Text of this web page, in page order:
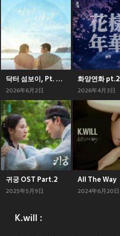
닥터 섬보이, Pt. 1 (Original Soundtrack)
2026年6月2日
화양연화 pt.2
2026年4月3日
귀궁 OST Part.2
2025年5月9日
All The Way
2024年6月20日
K.will :